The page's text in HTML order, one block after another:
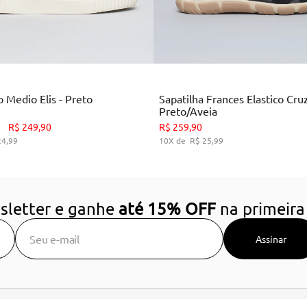
34 35 36
AO CARRINHO
Medio Elis - Preto
R$ 249,90
,99
ADICIONAR AO
Sapatilha Frances Elastico
Preto/Aveia
R$ 259,90
10 R$ 25,99
e ganhe até 15% OFFna primeira
Assinar